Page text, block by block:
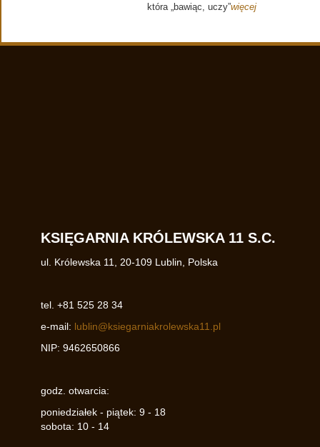
która „bawiąc, uczy”więcej
KSIĘGARNIA KRÓLEWSKA 11 S.C.
ul. Królewska 11 20-109 Lublin Polska
tel. +81 525 28 34
e-mail: lublin@ksiegarniakrolewska11.pl
NIP: 9462650866
godz. otwarcia:
poniedziałek - piątek: 9 - 18
sobota: 10 - 14